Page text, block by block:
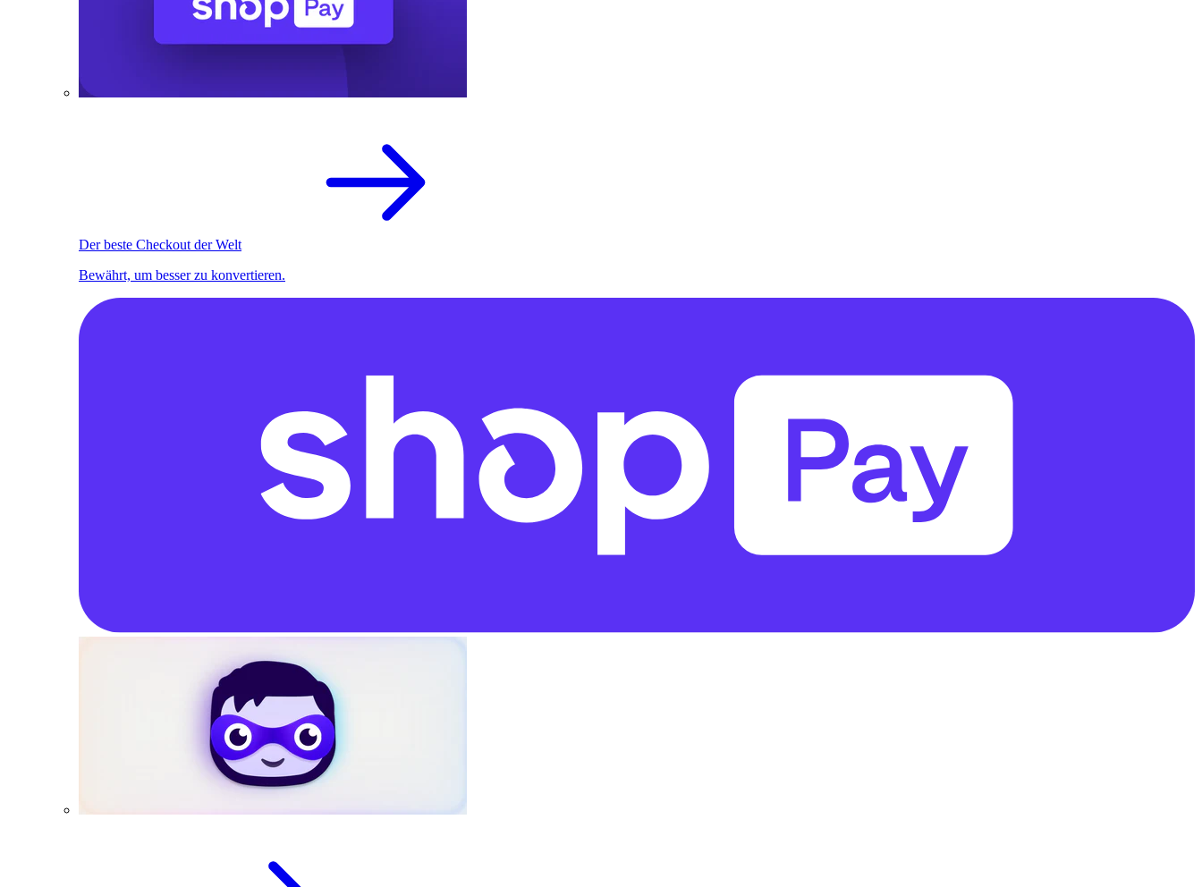
Der beste Checkout der Welt
Bewährt, um besser zu konvertieren.